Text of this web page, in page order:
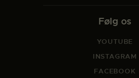
Følg os
YOUTUBE
INSTAGRAM
FACEBOOK